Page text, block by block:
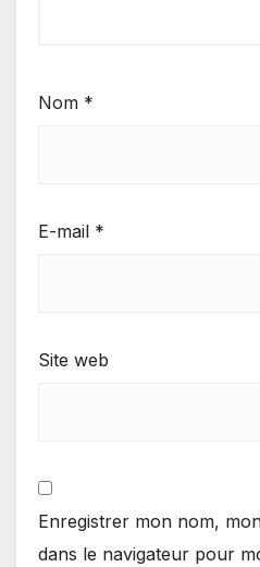
Nom *
E-mail *
Site web
Enregistrer mon nom,
dans le navigateur pour